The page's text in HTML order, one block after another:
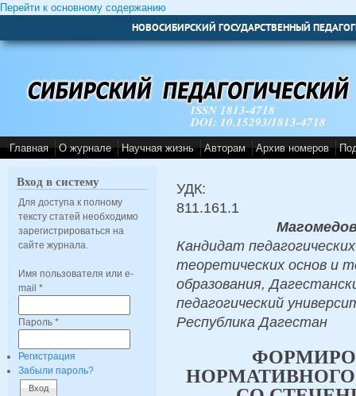
Перейти к основному содержанию
НОВОСИБИРСКИЙ ГОСУДАРСТВЕННЫЙ
ISSN 1813-4718
DOI: 10.15293/1813-4718
Главная О журнале Научная жизнь Авторам Архив номеров
Вход в систему
Для доступа к полному
тексту статей необходимо
зарегистрироваться на
сайте журнала.
Имя пользователя или e-
mail *
Пароль *
Регистрация
Забыли пароль?
УДК:
811.161.1
Кандидат
теоретических основ и
образования,
педагогический
Республика Дагестан